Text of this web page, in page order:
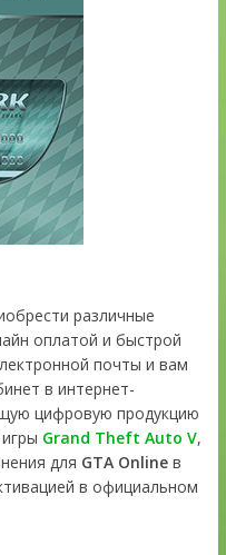
различные
оплатой и быстрой
почты и вам
в интернет-
цифровую продукцию
Grand Theft Auto V,
для GTA Onlineв
в официальном